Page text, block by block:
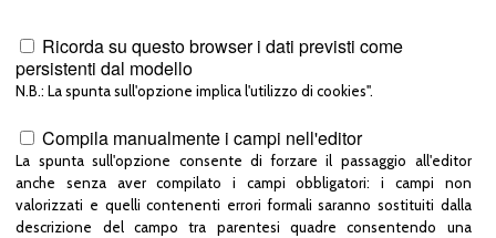
Ricorda su questo browser i dati previsti come
persistenti dal modello
N.B.: La spunta sull'opzione implica l'utilizzo di cookies".
Compila manualmente i campi nell'editor
La spunta sull'opzione consente di forzare il passaggio all'editor
anche senza aver compilato i campi obbligatori: i campi non
valorizzati e quelli contenenti errori formali saranno sostituiti dalla
descrizione del campo tra parentesi quadre consentendo una